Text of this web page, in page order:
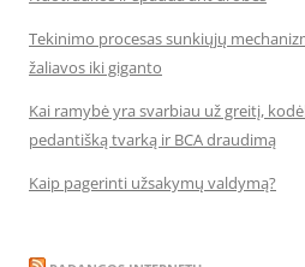
Tekinimo procesas sunkiųjų
žaliavos iki giganto
Kai ramybė yra svarbiau už greitį,
pedantišką tvarką ir BCA draudimą
Kaip pagerinti užsakymų valdymą?